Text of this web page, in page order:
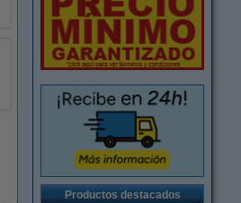
Productos destacados